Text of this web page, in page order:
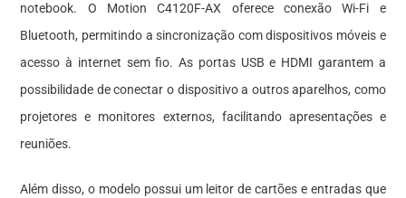
notebook. O Motion C4120F-AX oferece conexão Wi-Fi e
Bluetooth, permitindo a sincronização com dispositivos móveis e
acesso à internet sem fio. As portas USB e HDMI garantem a
possibilidade de conectar o dispositivo a outros aparelhos, como
projetores e monitores externos, facilitando apresentações e
reuniões.
Além disso, o modelo possui um leitor de cartões e entradas que